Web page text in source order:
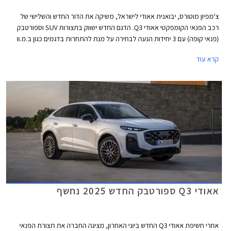
צ'מפיון מוטורס, יבואנית אאודי לישראל, משיקה את הדור החדש והשלישי של
רכב הפנאי הקומפקטי אאודי Q3. הדגם החדש ישווק בתצורות SUV וספורטבק
(פנאי קופה) עם 3 יחידות הנעה לבחירה על מנת להתחרות בדגמים כגון ב.מ.וו
קרא עוד
אאודי Q3 ספורטבק החדש 2025 נחשף
אחרי חשיפת אאודי Q3 החדש ביוני האחרון, מציגה החברה את תצורת הפנאי